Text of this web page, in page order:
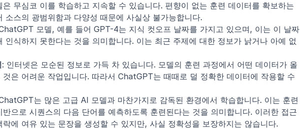
은 무심코 이를 학습하고 지속할 수 있습니다. 편향이 없는 훈련 데이터를 확보하는
소스의 광범위함과 다양성 때문에 사실상 불가능합니다.
모델, 예를 들어 GPT-4는 지식 컷오프 날짜를 가지고 있으며, 이는 이 날짜
인식하지 못한다는 것을 의미합니다. 이는 최근 주제에 대한 정보가 낡거나 아예 없
: 인터넷은 모순된 정보로 가득 차 있습니다. 모델의 훈련 과정에서 어떤 데이터가 올
것은 어려운 작업입니다. 따라서 ChatGPT는 때때로 덜 정확한 데이터에 작용할 수
는 많은 고급 AI 모델과 마찬가지로 감독된 환경에서 학습합니다. 이는 훈련
으로 시퀀스의 다음 단어를 예측하도록 훈련된다는 것을 의미합니다. 이러한 접근
락에 여유 있는 문장을 생성할 수 있지만, 사실 정확성을 보장하지는 않습니다.